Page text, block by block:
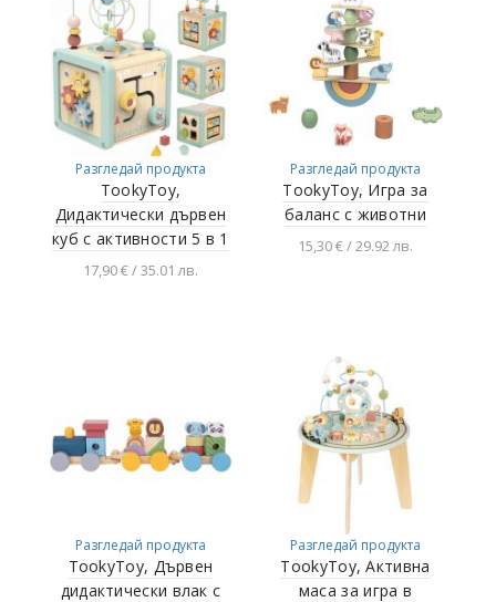
Разгледай продукта
TookyToy,
Дидактически дървен
куб с активности 5 в 1
17,90 € / 35.01 лв.
Разгледай продукта
TookyToy, Игра за
баланс с животни
15,30 € / 29.92 лв.
Разгледай продукта
TookyToy, Дървен
дидактически влак с
Разгледай продукта
TookyToy, Активна
маса за игра в